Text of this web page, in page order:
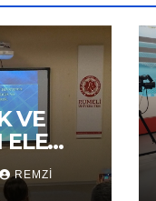
VE
ELE
REMZI